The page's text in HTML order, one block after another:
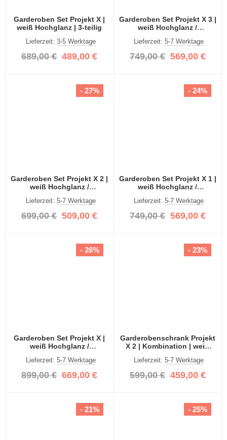
Garderoben Set Projekt X |
weiß Hochglanz | 3-teilig
Lieferzeit: 3-5 Werktage
689,00 € 489,00 €
Garderoben Set Projekt X 3 |
weiß Hochglanz /
Lieferzeit:5-7 Werktage
749,00 € 569,00 €
Garderoben Set Projekt X 2 |
weiß Hochglanz /
Lieferzeit: 5-7 Werktage
699,00 € 509,00 €
- 27%
Garderoben Set Projekt X 1 |
weiß Hochglanz /
Lieferzeit:5-7 Werktage
749,00 € 569,00 €
- 24%
Garderoben Set Projekt X |
weiß Hochglanz /
Lieferzeit: 5-7 Werktage
899,00 € 669,00 €
- 26%
Garderobenschrank Projekt
X 2 | Kombination | weiß
2-teilig
Lieferzeit:5-7 Werktage
599,00 € 459,00 €
- 23%
- 21% - 25%